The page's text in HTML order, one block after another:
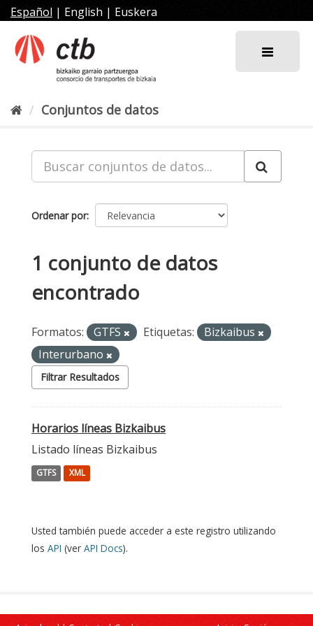
al
contenido
Español | English | Euskera
Conjuntos de datos
Ordenar por
1 conjunto de datos
encontrado
Formatos: GTFS Etiquetas:
Bizkaibus
Interurbano
Filtrar Resultados
Horarios líneas Bizkaibus
Listado líneas Bizkaibus
GTFS XML
Usted también puede acceder a este registro utilizando
los API (ver API Docs).